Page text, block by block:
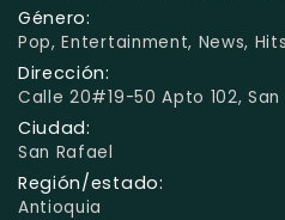
Género:
Pop, Entertainment, News, Hits
Dirección:
Calle 20#19-50 Apto 102,
Ciudad:
San Rafael
Región/estado:
Antioquia